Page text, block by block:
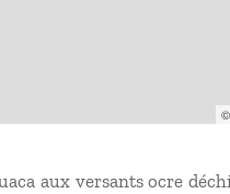
©
aux versants ocre